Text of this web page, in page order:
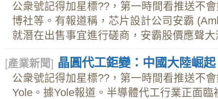
公衆號記得加星標??，第一時間看推送不
博社等。有報道稱，芯片設計公司安霸
就潛在出售事宜進行磋商，安霸股價應聲大
[產業新聞] 晶圓代工鉅變：中國大陸崛起
公衆號記得加星標??，第一時間看推送不
Yole。據Yole報道。半導體代工行業正面